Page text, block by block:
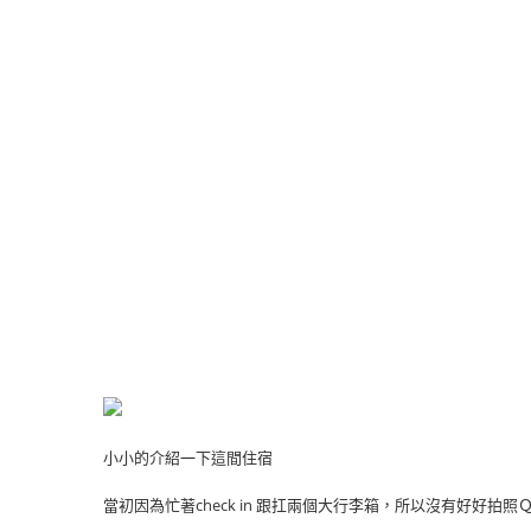
小小的介紹一下這間住宿
當初因為忙著check in 跟扛兩個大行李箱，所以沒有好好拍照